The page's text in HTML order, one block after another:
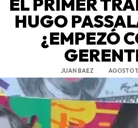
HUGO
¿EMPEZÓ
JUAN BAEZ AGOSTO